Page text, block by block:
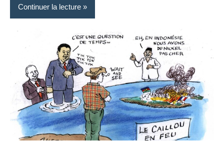
Continuer la lecture